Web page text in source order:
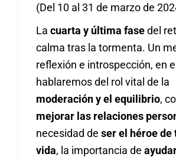
(Del 10 al 31 de marzo de
La cuarta y última fasedel
calma tras la tormenta. Un
reflexión e introspección, en
hablaremos del rol vital de la
moderación y el equilibrio,
mejorar las relaciones
necesidad de ser el héroe de
vida, la importancia de